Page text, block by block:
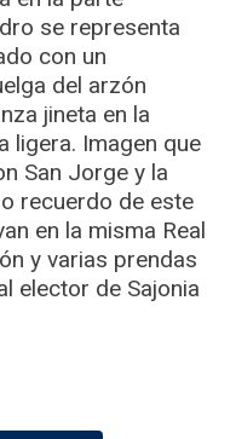
se representa
con un
del arzón
jineta en la
ligera. Imagen que
San Jorge y la
recuerdo de este
en la misma Real
y varias prendas
elector de Sajonia